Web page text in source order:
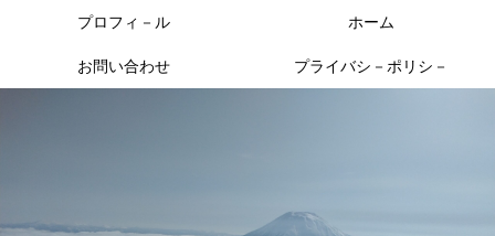
プロフィ－ル ホーム
お問い合わせ プライバシ－ポリシ－